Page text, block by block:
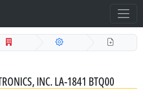
INC. LA-1841 BTQ00